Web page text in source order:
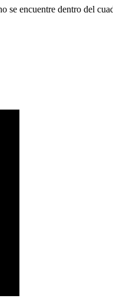
se encuentre dentro del